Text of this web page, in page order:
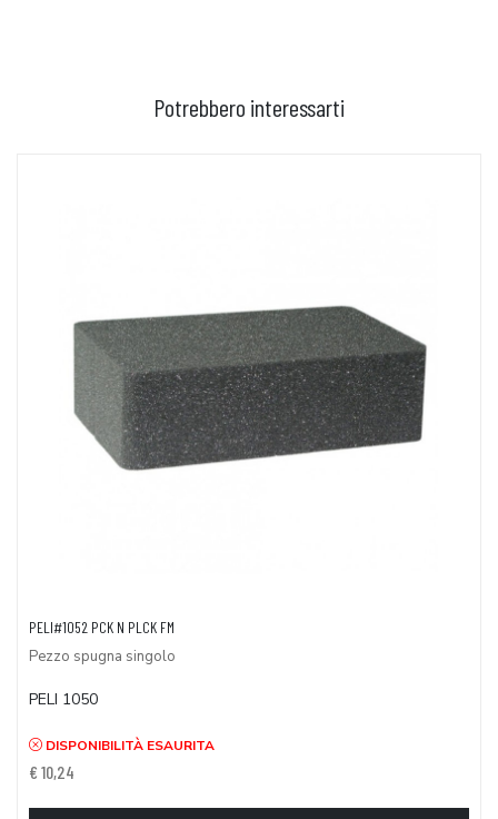
Potrebbero interessarti
AGGIUNGI AL CARRELLO
PELI#1052 PCK N PLCK FM
Pezzo spugna singolo
PELI 1050
DISPONIBILITÀ ESAURITA
€ 10,24